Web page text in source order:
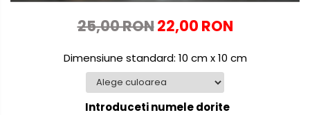
25,00 RON22,00 RON
Dimensiune standard: 10 cm x 10 cm
Introduceti numele dorite